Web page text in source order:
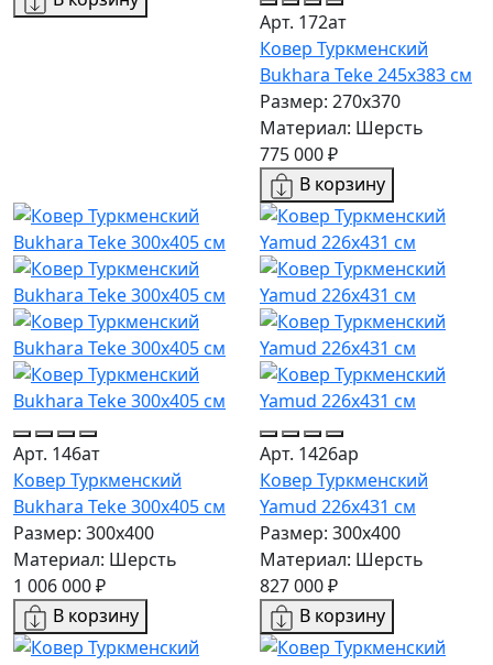
Арт. 172ат
Ковер Туркменский
Bukhara Teke 245x383 см
Размер: 270x370
Материал: Шерсть
775 000 ₽
В корзину
Арт. 146ат
Ковер Туркменский
Bukhara Teke 300x405 см
Размер: 300x400
Материал: Шерсть
1 006 000 ₽
В корзину
Арт. 1426ар
Ковер Туркменский
Yamud 226x431 см
Размер: 300x400
Материал: Шерсть
827 000 ₽
В корзину